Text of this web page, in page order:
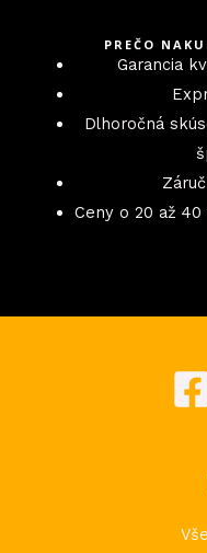
PREČO
Garancia
Dlhoročná
Ceny o 20 až